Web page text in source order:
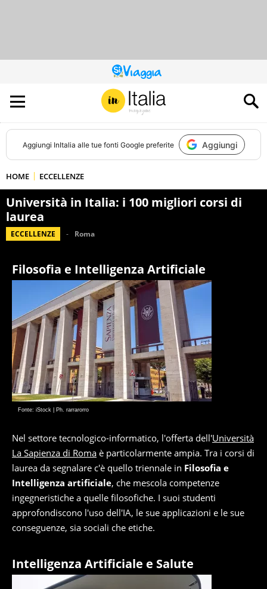
QUESTO
SITO
CONTRIBUISCE
ALL’AUDIENCE
DI
Aggiungi InItalia alle tue fonti Google preferite Aggiungi
HOME ECCELLENZE
Università in Italia: i 100 migliori corsi di
laurea
ECCELLENZE Roma
Filosofia e Intelligenza Artificiale
Fonte: iStock | Ph. rarrarorro
Nel settore tecnologico-informatico, l'offerta dell'Università
La Sapienza di Roma è particolarmente ampia. Tra i corsi di
laurea da segnalare c'è quello triennale in Filosofia e
Intelligenza artificiale, che mescola competenze
ingegneristiche a quelle filosofiche. I suoi studenti
approfondiscono l'uso dell'IA, le sue applicazioni e le sue
conseguenze, sia sociali che etiche.
Intelligenza Artificiale e Salute